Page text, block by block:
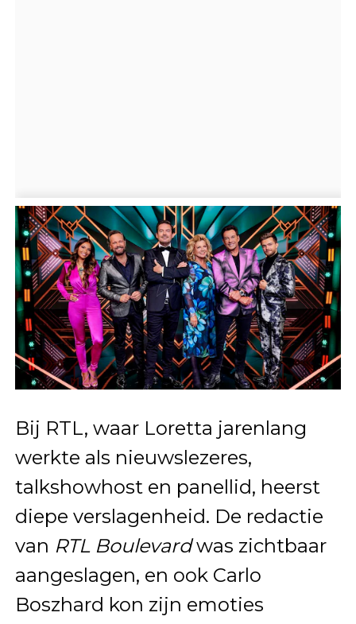
Bij RTL, waar Loretta jarenlang
werkte als nieuwslezeres,
talkshowhost en panellid, heerst
diepe verslagenheid. De redactie
van RTL Boulevardwas zichtbaar
aangeslagen, en ook Carlo
Boszhard kon zijn emoties